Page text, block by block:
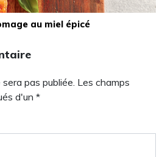
au miel épicé
pas publiée. Les champs
d'un *